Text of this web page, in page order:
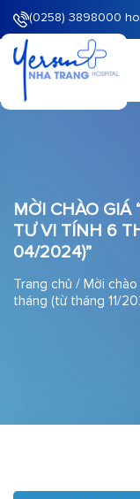
(0258) 3898000
MỜI CHÀO GIÁ
TƯ VI TÍNH 6
04/2024)”
Trang chủ / Mời
tháng (từ tháng 11/